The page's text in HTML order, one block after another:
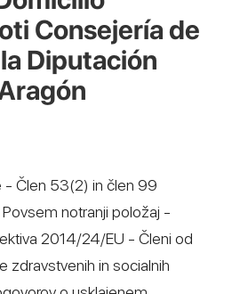
Consejería de
Diputación
- Člen 53(2) in člen 99
notranji položaj -
2014/24/EU - Členi od
zdravstvenih in socialnih